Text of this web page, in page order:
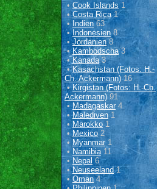
• Cook Islands 1
•Costa Rica1
• Indien63
•Indonesien 8
•Jordanien8
•Kambodscha3
•Kanada3
•Kasachstan (Fotos: H.-
Ch. Ackermann)16
•Kirgistan (Fotos: H.-Ch.
Ackermann) 91
•Madagaskar 4
•Malediven 1
• Marokko 1
•Mexico2
•Myanmar 1
• Namibia11
• Nepal 6
•Neuseeland1
• Oman4